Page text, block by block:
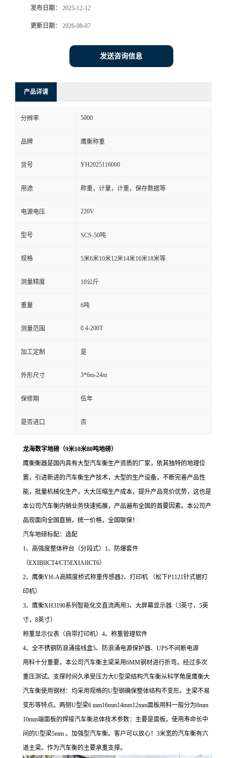
发布日期： 2025-12-12
更新日期： 2026-08-07
发送咨询信息
产品详请
分辨率 5000
品牌 鹰衡称重
货号 YH2025116000
用途 称重，计量，计重，保存数据等
电源电压 220V
型号 SCS-50吨
规格 5米6米10米12米14米16米18米等
测量精度 10公斤
重量 6吨
测量范围 0.4-200T
加工定制 是
外形尺寸 3*6m-24m
保修期 伍年
是否进口 否
龙海数字地磅（9米10米80吨地磅）
鹰衡衡器是国内具有大型汽车衡生产资质的厂家，依其独特的地理位
置，引进新进的汽车衡生产技术，大型的生产设备，不断完善产品性
能，批量机械化生产，大大压缩生产成本，提升产品竞价优势，这也是
本公司汽车衡内销业务快速拓展，产品遍布全国的首要因素。本公司产
品现面向全国直销，统一价格，全国联保！
汽车地磅标配：选配
1、高强度整体秤台（分段式） 1、防爆套件
（EXIBIICT4/CT5EXIAIICT6）
2、鹰衡YH-A高精度桥式称重传感器2、打印机 （松下P1121针式据打
印机）
3、鹰衡XH3190系列智能化交直流两用3、大屏幕显示器（3英寸， 5英
寸， 8英寸）
称重显示仪表（自带打印机） 4、称重管理软件
4、全不锈钢防浪涌接线盒5、防浪涌电源保护器、 UPS不间断电源
用料十分重要，本公司汽车衡主梁采用6MM钢材进行折弯。经过多次
重压测试。支撑时间久承受压力大U型梁结构汽车衡从科学角度鹰衡大
汽车衡使用钢材：均采用规格的U型钢确保整体结构不变形。主梁不易
变形等特点。两侧U型梁6 mm16mm14mm12mm面板用料一般分为8mm
10mm端面板的焊接汽车衡总体技术参数：主要是面板。使用寿命长中
间的U型梁5mm 。加强型汽车衡。客户可以放心！3米宽的汽车衡有六
道主梁。作为汽车衡的主要承重支撑。